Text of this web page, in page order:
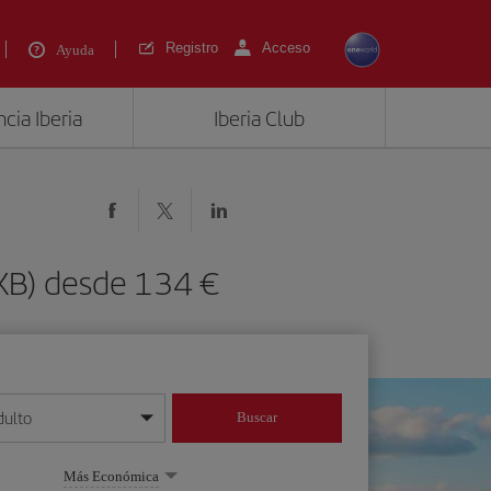
Ayuda Registro Acceso
Iberia Iberia Club
desde 134 €
mes/año
Buscar
Más Económica